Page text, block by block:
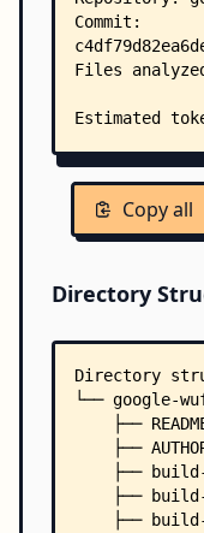
Copy all
Directory
Directory
└── google-
├──
├──
├──
├──
├──